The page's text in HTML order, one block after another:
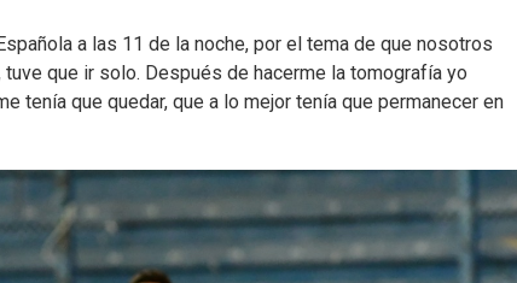
a las 11 de la noche, por el tema de que nosotros
que ir solo. Después de hacerme la tomografía yo
tenía que quedar, que a lo mejor tenía que permanecer en